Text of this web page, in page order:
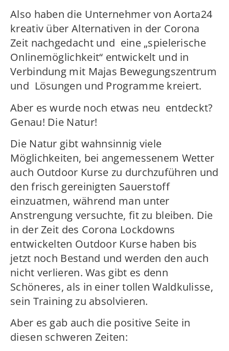
Also haben die Unternehmer von Aorta24
kreativ über Alternativen in der Corona
Zeit nachgedacht und eine „spielerische
Onlinemöglichkeit“ entwickelt und in
Verbindung mit Majas Bewegungszentrum
und Lösungen und Programme kreiert.
Aber es wurde noch etwas neu entdeckt?
Genau! Die Natur!
Die Natur gibt wahnsinnig viele
Möglichkeiten, bei angemessenem Wetter
auch Outdoor Kurse zu durchzuführen und
den frisch gereinigten Sauerstoff
einzuatmen, während man unter
Anstrengung versuchte, fit zu bleiben. Die
in der Zeit des Corona Lockdowns
entwickelten Outdoor Kurse haben bis
jetzt noch Bestand und werden den auch
nicht verlieren. Was gibt es denn
Schöneres, als in einer tollen Waldkulisse,
sein Training zu absolvieren.
Aber es gab auch die positive Seite in
diesen schweren Zeiten: